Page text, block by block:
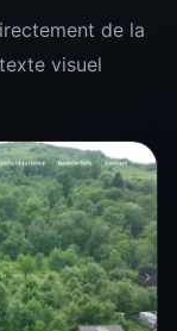
de la
visuel